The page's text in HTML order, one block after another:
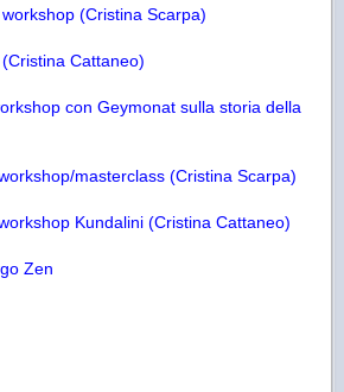
(Cristina Scarpa)
Cattaneo)
con Geymonat sulla storia della
masterclass (Cristina Scarpa)
Kundalini (Cristina Cattaneo)
Zen